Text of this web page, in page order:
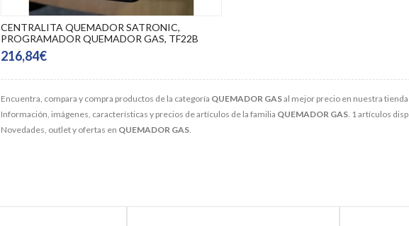
Encuentra, compara y compra productos de la categoría QUEMADOR GASal mejor precio en nuestra tienda
Información, imágenes, características y precios de artículos de la familia QUEMADOR GAS . 1 artículos
Novedades, outlet y ofertas en QUEMADOR GAS
CENTRALITA QUEMADOR SATRONIC,
PROGRAMADOR QUEMADOR GAS, TF22B
216,84€